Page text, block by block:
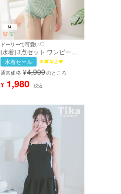
ドーリーで可愛い♡
[水着] 3点セット ワンピース
オールインワン ギンガムチェ
ック 体型カバー お腹カバー
シャーリング ドロスト 露出控
えめ 清楚 ガーリー シフォン
トップス付き グリーン ビキニ
水着セール
通常価格 ¥4,900のところ
¥ 1,980 税込